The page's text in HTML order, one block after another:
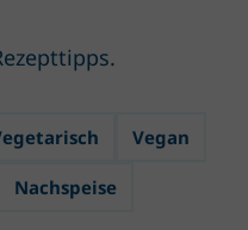
Vegan
Nachspeise